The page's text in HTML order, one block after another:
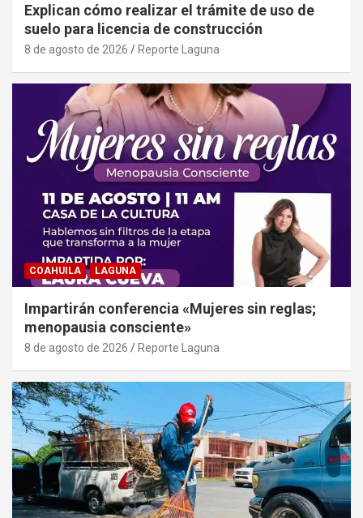
Explican cómo realizar el trámite de uso de
suelo para licencia de construcción
8 de agosto de 2026 Reporte Laguna
COAHUILA LAGUNA
Impartirán conferencia «Mujeres sin reglas;
menopausia consciente»
8 de agosto de 2026 Reporte Laguna